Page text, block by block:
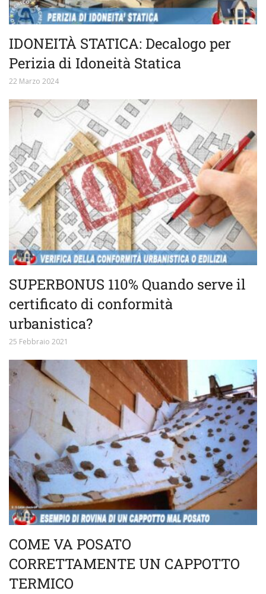
IDONEITÀ STATICA: Decalogo per
Perizia di Idoneità Statica
22 Marzo 2024
SUPERBONUS 110% Quando serve il
certificato di conformità
urbanistica?
25 Febbraio 2021
COME VA POSATO
CORRETTAMENTE UN CAPPOTTO
TERMICO